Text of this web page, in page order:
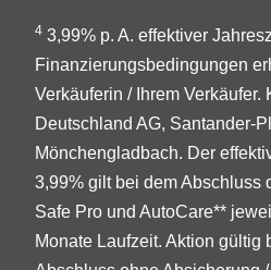
4 3,99% p. A. effektiver
Finanzierungsbedingungen
Verkäuferin / Ihrem Verkäufer.
Deutschland AG, Santander-
Mönchengladbach. Der
3,99% gilt bei dem Abschluss
Safe Pro und AutoCare**
Monate Laufzeit. Aktion gültig